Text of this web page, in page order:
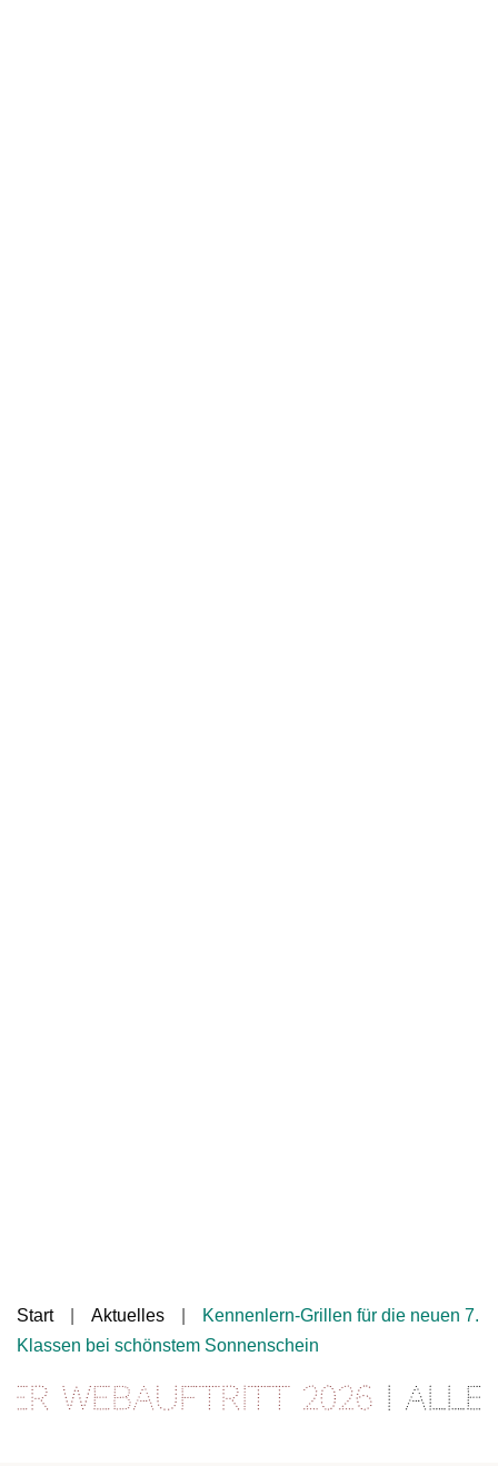
Start Aktuelles
Kennenlern-Grillen für die neuen 7.
Klassen bei schönstem Sonnenschein
Webauftritt 2026| Alle